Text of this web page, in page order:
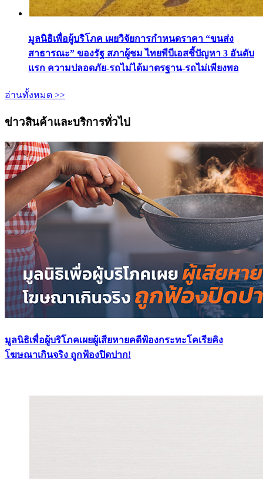
มูลนิธิเพื่อผู้บริโภค เผยวิจัยการกำหนดราคา “ขนส่ง
สาธารณะ” ของรัฐ สภาผู้ชม ไทยพีบีเอสชี้ปัญหา 3 อันดับ
แรก ความปลอดภัย-รถไม่ได้มาตรฐาน-รถไม่เพียงพอ
อ่านทั้งหมด >>
ข่าวสินค้าและบริการทั่วไป
มูลนิธิเพื่อผู้บริโภคเผยผู้เสียหายคดีฟ้องกระทะโคเรียคิง
โฆษณาเกินจริง ถูกฟ้องปิดปาก!